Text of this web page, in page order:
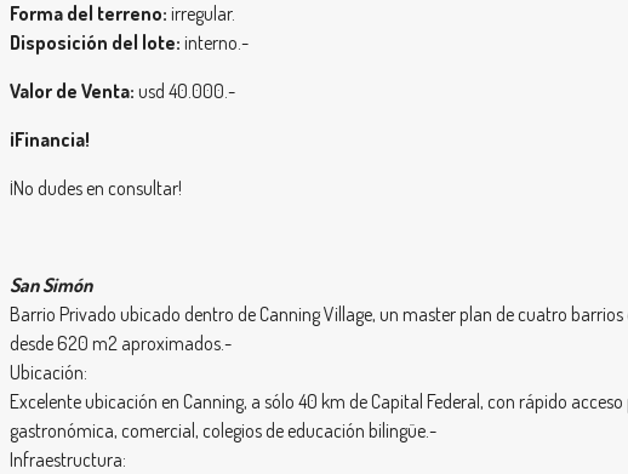
Forma del terreno: irregular.
Disposición del lote: interno.-
Valor de Venta: usd 40.000.-
¡Financia!
¡No dudes en consultar!
San Simón
Barrio Privado ubicado dentro de Canning Village, un master plan de cuatro
desde 620 m2 aproximados.-
Ubicación:
Excelente ubicación en Canning, a sólo 40 km de Capital Federal, con rápido
gastronómica, comercial, colegios de educación bilingüe.-
Infraestructura: